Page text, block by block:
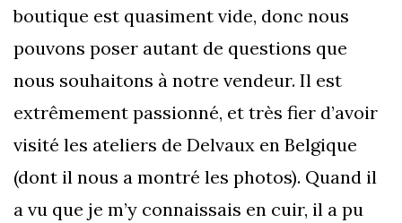
boutique est quasiment vide, donc nous
pouvons poser autant de questions que
nous souhaitons à notre vendeur. Il est
extrêmement passionné, et très fier d’avoir
visité les ateliers de Delvaux en Belgique
(dont il nous a montré les photos). Quand il
a vu que je m’y connaissais en cuir, il a pu